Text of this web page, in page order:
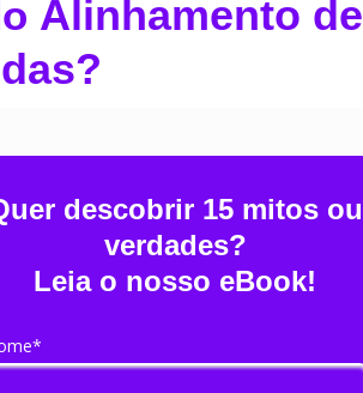
Alinhamento de
descobrir 15 mitos ou
verdades?
Leia o nosso eBook!